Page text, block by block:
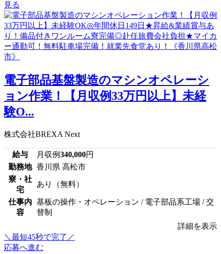
見る
電子部品基盤製造のマシンオペレーシ
ョン作業！【月収例33万円以上】未経
験O...
株式会社BREXA Next
給与 月収例340,000円
勤務地 香川県 高松市
寮・社
宅
あり（無料）
仕事内
容
基板の操作・オペレーション / 電子部品系工場 / 交
替制
詳細を表示
＼最短45秒で完了／
応募へ進む